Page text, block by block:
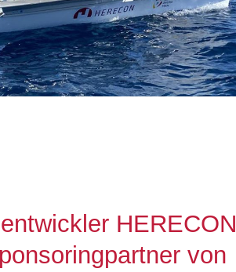
HERECON
von